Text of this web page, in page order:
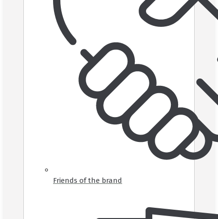
Friends of the brand